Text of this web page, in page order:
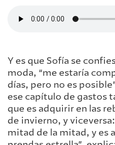
Y es que Sofía se
moda, “me estaría
días, pero no es
ese capítulo de gastos
que es adquirir en las
de invierno, y
mitad de la mitad, y es